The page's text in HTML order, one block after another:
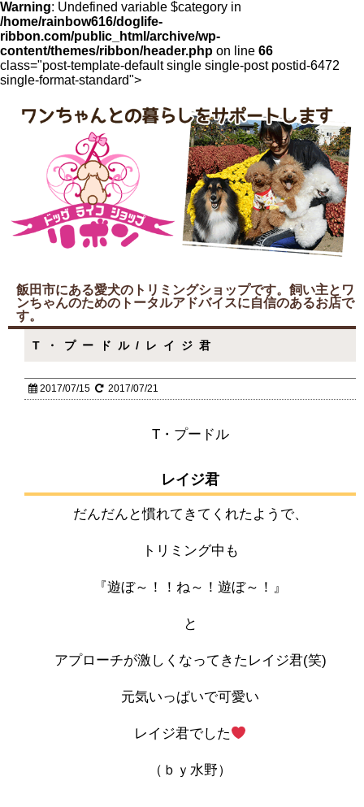
Warning: Undefined variable $category in
/home/rainbow616/doglife-
ribbon.com/public_html/archive/wp-
content/themes/ribbon/header.php on line 66
class="post-template-default single single-post postid-6472
single-format-standard">
飯田市にある愛犬のトリミングショップです。飼い主とワ
ンちゃんのためのトータルアドバイスに自信のあるお店で
す。
T・プードル/レイジ君
2017/07/15 2017/07/21
T・プードル
レイジ君
だんだんと慣れてきてくれたようで、
トリミング中も
『遊ぼ～！！ね～！遊ぼ～！』
と
アプローチが激しくなってきたレイジ君(笑)
元気いっぱいで可愛い
レイジ君でした
（ｂｙ水野）